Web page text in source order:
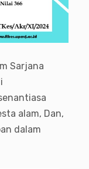
Sarjana
alam, Dan,
dalam